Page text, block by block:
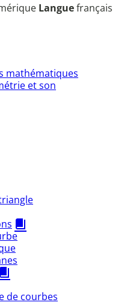
Languefrançais
mathématiques
et son
de courbes